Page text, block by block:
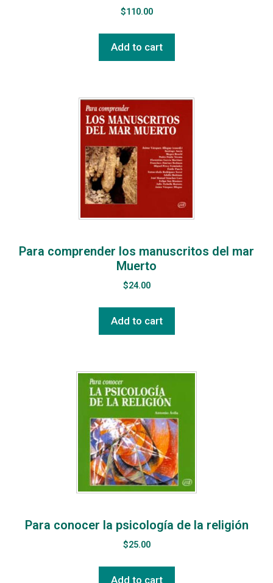
$110.00
Add to cart
Para comprender los manuscritos del mar
Muerto
$24.00
Add to cart
Para conocer la psicología de la religión
$25.00
Add to cart